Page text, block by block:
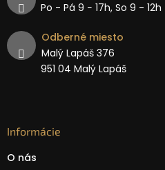
Po - Pá 9 − 17h, So 9 - 12h
Odberné miesto
Malý Lapáš 376
951 04 Malý Lapáš
Informácie
O nás